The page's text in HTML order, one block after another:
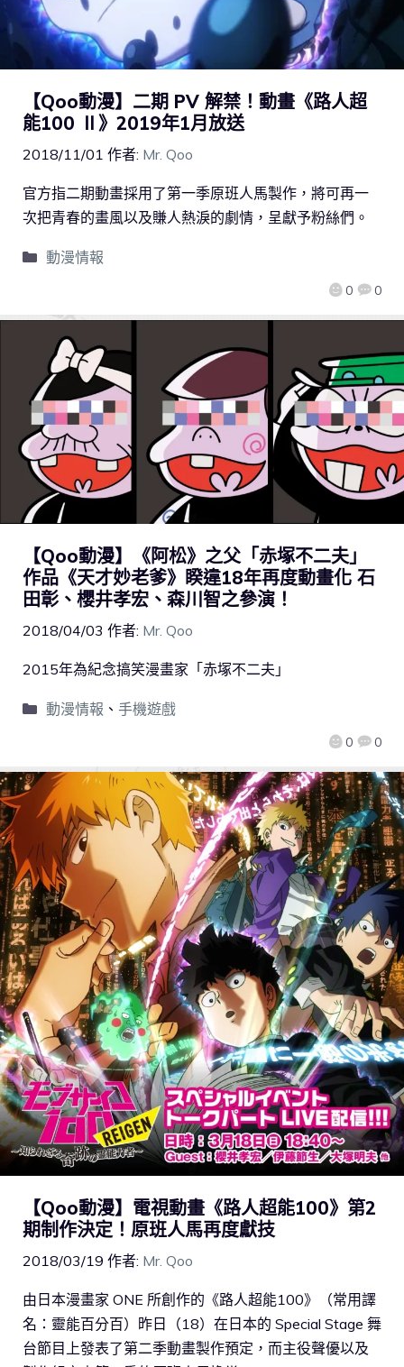
【Qoo動漫】二期 PV 解禁！動畫《路人超
能100 Ⅱ》2019年1月放送
2018/11/01 作者: Mr. Qoo
0 0
官方指二期動畫採用了第一季原班人馬製作，將可再一
次把青春的畫風以及賺人熱淚的劇情，呈獻予粉絲們。
動漫情報
【Qoo動漫】《阿松》之父「赤塚不二夫」
作品《天才妙老爹》睽違18年再度動畫化 石
田彰、櫻井孝宏、森川智之參演！
2018/04/03 作者: Mr. Qoo
0 0
2015年為紀念搞笑漫畫家「赤塚不二夫」
動漫情報 、 手機遊戲
【Qoo動漫】電視動畫《路人超能100》第2
期制作決定！原班人馬再度獻技
2018/03/19 作者: Mr. Qoo
由日本漫畫家 ONE 所創作的《路人超能100》（常用譯
名：靈能百分百）昨日（18）在日本的 Special Stage 舞
台節目上發表了第二季動畫製作預定，而主役聲優以及